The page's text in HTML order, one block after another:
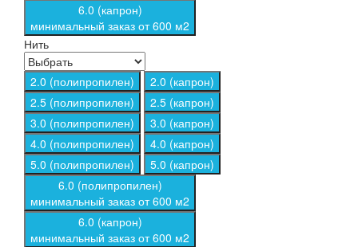
6.0 (капрон)
минимальный заказ от 600 м2
Нить
2.0 (полипропилен)
2.0 (капрон)
2.5 (полипропилен)
2.5 (капрон)
3.0 (полипропилен)
3.0 (капрон)
4.0 (полипропилен)
4.0 (капрон)
5.0 (полипропилен)
5.0 (капрон)
6.0 (полипропилен)
минимальный заказ от 600 м2
6.0 (капрон)
минимальный заказ от 600 м2